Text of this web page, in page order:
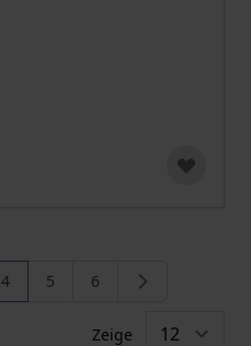
Sie lesen gerade die Seite
4 Seite
5 Seite
6
Zeige